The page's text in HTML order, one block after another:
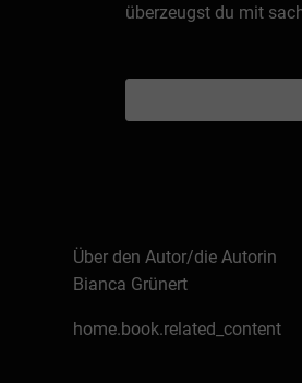
überzeugst du mit
Über den Autor/die Autorin
Bianca Grünert
home.book.related_content